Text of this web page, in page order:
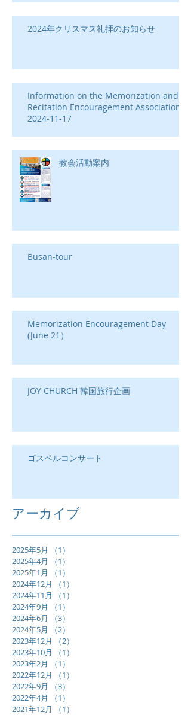
2024年クリスマス礼拝のお知らせ
Information on the Memorization and
Recitation Encouragement Association-
2024-11-17
教会活動案内
Busan-tour
Memorization Encouragement Day
(June 21）
JOY CHURCH 韓国旅行企画
ゴスペルコンサート
アーカイブ
2025年5月 （1）
2025年4月
（1）
2025年1月
（1）
2024年12月
（1）
2024年11月
（1）
2024年9月
（1）
2024年6月
（3）
2024年5月
（2）
2023年12月
（2）
2023年10月
（1）
2023年2月
（1）
2022年12月
（1）
2022年9月
（3）
2022年4月
（1）
2021年12月
（1）